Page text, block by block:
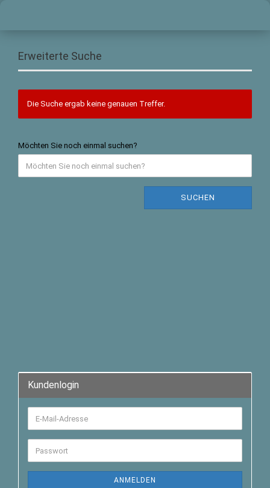
Erweiterte Suche
Die Suche ergab keine genauen Treffer.
Möchten Sie noch einmal suchen?
SUCHEN
Kundenlogin
ANMELDEN